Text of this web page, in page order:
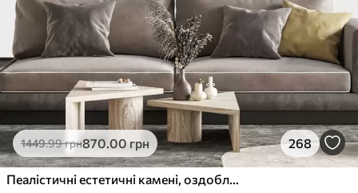
1449.99грн870.00 грн 268
Пеалістичні естетичні камені, оздоблення будинку, природне освітлення